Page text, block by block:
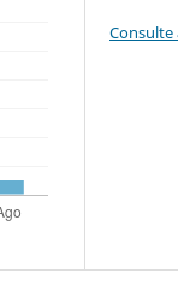
Consulte